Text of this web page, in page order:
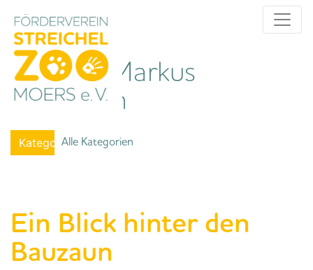
Author: Markus
Niewerth
KategorienAlle Kategorien
Ein Blick hinter den
Bauzaun